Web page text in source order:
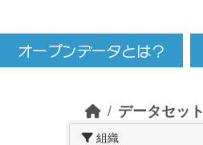
データセット
組織